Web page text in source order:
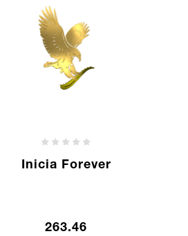
Inicia Forever
263.46